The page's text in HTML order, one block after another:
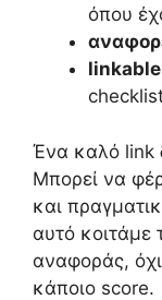
όπου
Ένα καλό link
Μπορεί να
και
αυτό κοιτάμε
αναφοράς,
κάποιο score.